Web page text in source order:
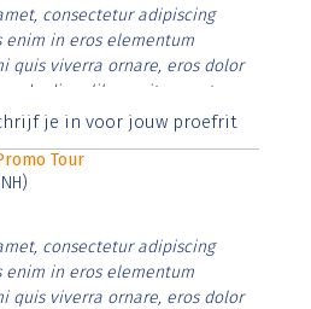
consectetur adipiscing
enim in eros elementum
quis viverra ornare, eros dolor
diam libero vitae erat.
justo cursus id rutrum lorem
je in voor jouw proefrit
Tour
consectetur adipiscing
enim in eros elementum
quis viverra ornare, eros dolor